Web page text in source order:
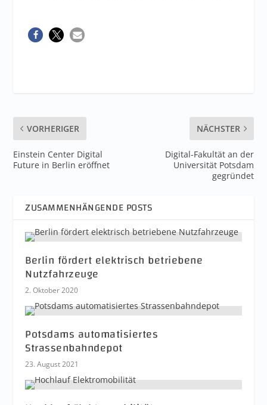
VORHERIGER
Einstein Center Digital
Future in Berlin eröffnet
NÄCHSTER
Digital-Fakultät an der
Universität Potsdam
gegründet
ZUSAMMENHÄNGENDE POSTS
Berlin fördert elektrisch betriebene
Nutzfahrzeuge
2. Oktober 2020
Potsdams automatisiertes
Strassenbahndepot
23. August 2021